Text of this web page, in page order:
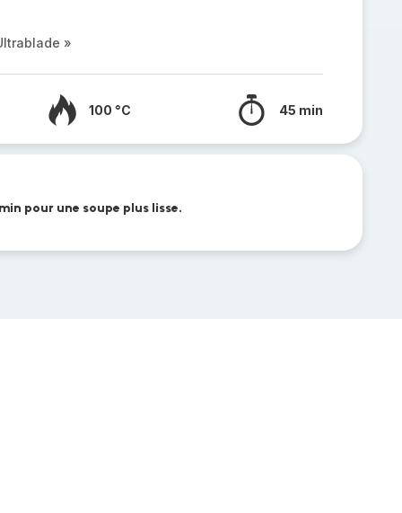
»
100 °C 45 min
pour une soupe plus lisse.